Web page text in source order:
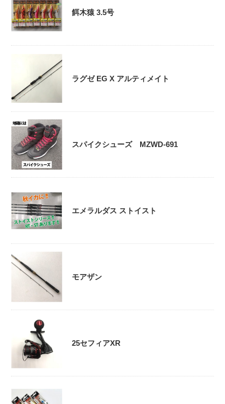
餌木猿 3.5号
ラグゼ EG X アルティメイト
スパイクシューズ MZWD-691
エメラルダス ストイスト
モアザン
25セフィアXR